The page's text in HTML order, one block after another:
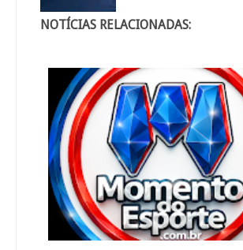
NOTÍCIAS RELACIONADAS: